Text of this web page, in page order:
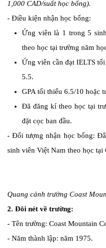
1,000 CAD/suất học bổng).
- Điều kiện nhận học bổng:
Ứng viên là 1 trong 5
theo học tại trường năm
Ứng viên cần đạt IELTS
5.5.
GPA tối thiểu 6.5/10 hoặc
Đã đăng kí theo học tại
đặt cọc ban đầu.
- Đối tượng nhận học bổng:
sinh viên Việt Nam theo học tại
Quang cảnh trường Coast
2. Đôi nét về trường:
- Tên trường: Coast Mountain
- Năm thành lập: năm 1975.